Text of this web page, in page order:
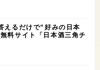
えるだけで“好みの日本
料サイト「日本酒三角チ